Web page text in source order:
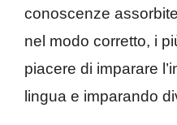
conoscenze
nel modo corretto, i
piacere di imparare
lingua e imparando